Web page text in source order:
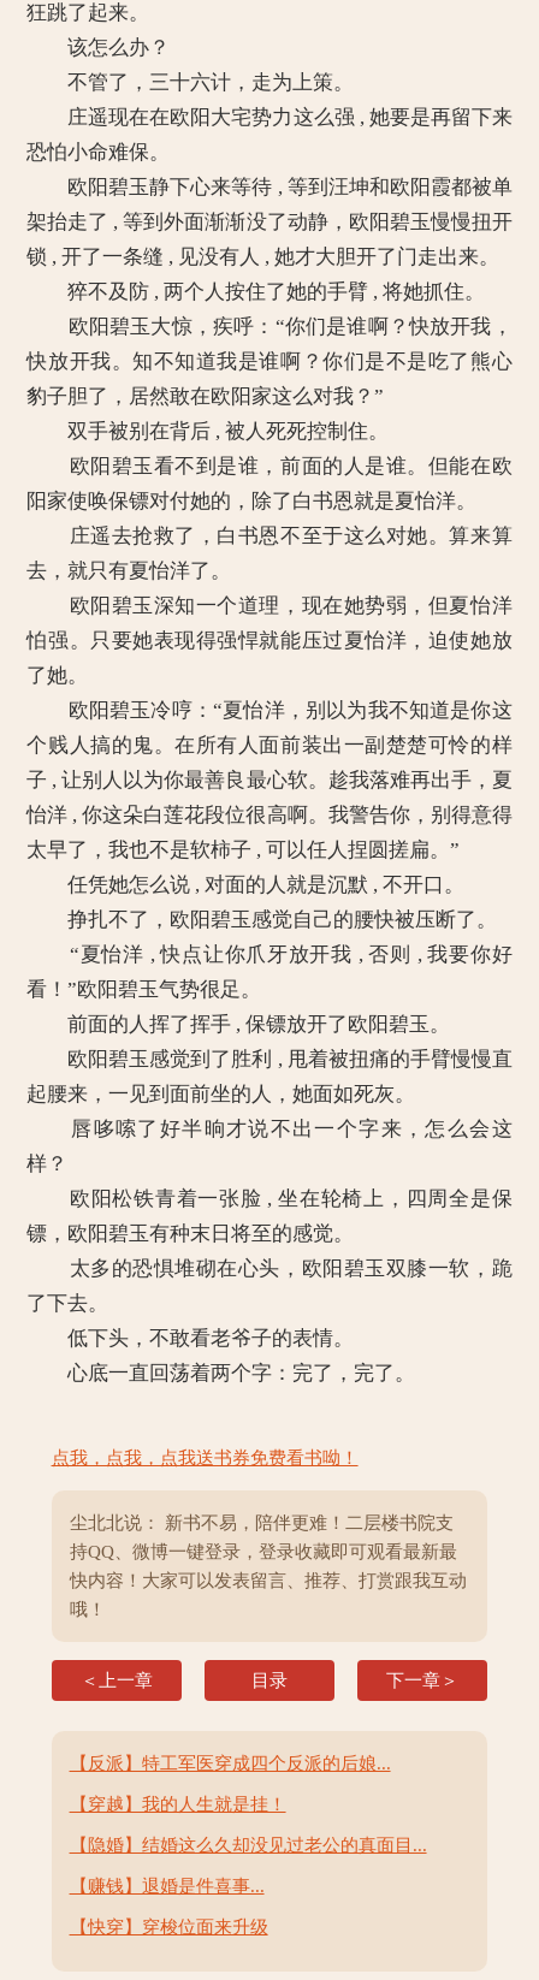
狂跳了起来。
该怎么办？
不管了，三十六计，走为上策。
庄遥现在在欧阳大宅势力这么强 , 她要是再留下来
恐怕小命难保。
欧阳碧玉静下心来等待 , 等到汪坤和欧阳霞都被单
架抬走了 , 等到外面渐渐没了动静，欧阳碧玉慢慢扭开
锁 , 开了一条缝 , 见没有人 , 她才大胆开了门走出来。
猝不及防 , 两个人按住了她的手臂 , 将她抓住。
欧阳碧玉大惊，疾呼：“你们是谁啊？快放开我，
快放开我。知不知道我是谁啊？你们是不是吃了熊心
豹子胆了，居然敢在欧阳家这么对我？”
双手被别在背后 , 被人死死控制住。
欧阳碧玉看不到是谁，前面的人是谁。但能在欧
阳家使唤保镖对付她的，除了白书恩就是夏怡洋。
庄遥去抢救了，白书恩不至于这么对她。算来算
去，就只有夏怡洋了。
欧阳碧玉深知一个道理，现在她势弱，但夏怡洋
怕强。只要她表现得强悍就能压过夏怡洋，迫使她放
了她。
欧阳碧玉冷哼：“夏怡洋，别以为我不知道是你这
个贱人搞的鬼。在所有人面前装出一副楚楚可怜的样
子 , 让别人以为你最善良最心软。趁我落难再出手，夏
怡洋 , 你这朵白莲花段位很高啊。我警告你，别得意得
太早了，我也不是软柿子 , 可以任人捏圆搓扁。”
任凭她怎么说 , 对面的人就是沉默 , 不开口。
挣扎不了，欧阳碧玉感觉自己的腰快被压断了。
“夏怡洋 , 快点让你爪牙放开我 , 否则 , 我要你好
看！”欧阳碧玉气势很足。
前面的人挥了挥手 , 保镖放开了欧阳碧玉。
欧阳碧玉感觉到了胜利 , 甩着被扭痛的手臂慢慢直
起腰来，一见到面前坐的人，她面如死灰。
唇哆嗦了好半晌才说不出一个字来，怎么会这
样？
欧阳松铁青着一张脸 , 坐在轮椅上，四周全是保
镖，欧阳碧玉有种末日将至的感觉。
太多的恐惧堆砌在心头，欧阳碧玉双膝一软，跪
了下去。
低下头，不敢看老爷子的表情。
心底一直回荡着两个字：完了，完了。
点我，点我，点我送书券免费看书呦！
尘北北说： 新书不易，陪伴更难！二层楼书院支
持QQ、微博一键登录，登录收藏即可观看最新最
快内容！大家可以发表留言、推荐、打赏跟我互动
哦！
＜上一章 目录 下一章＞
【反派】特工军医穿成四个反派的后娘...
【穿越】我的人生就是挂！
【隐婚】结婚这么久却没见过老公的真面目...
【赚钱】退婚是件喜事...
【快穿】穿梭位面来升级